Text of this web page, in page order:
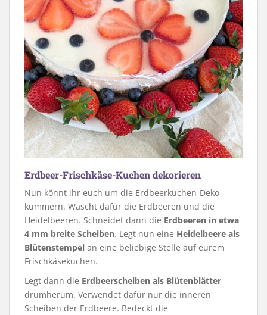
Erdbeer-Frischkäse-Kuchen dekorieren
Nun könnt ihr euch um die Erdbeerkuchen-Deko
kümmern. Wascht dafür die Erdbeeren und die
Heidelbeeren. Schneidet dann die Erdbeeren in etwa
4 mm breite Scheiben. Legt nun eine Heidelbeere als
Blütenstempel an eine beliebige Stelle auf eurem
Frischkäsekuchen.
Legt dann die Erdbeerscheiben als Blütenblätter
drumherum. Verwendet dafür nur die inneren
Scheiben der Erdbeere. Bedeckt die